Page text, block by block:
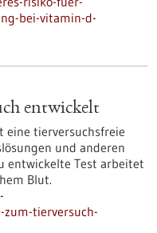
bei-vitamin-d-
entwickelt
eine tierversuchsfreie
und anderen
entwickelte Test arbeitet
Blut.
tierversuch-